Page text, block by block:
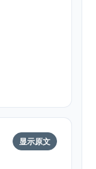
显示原文